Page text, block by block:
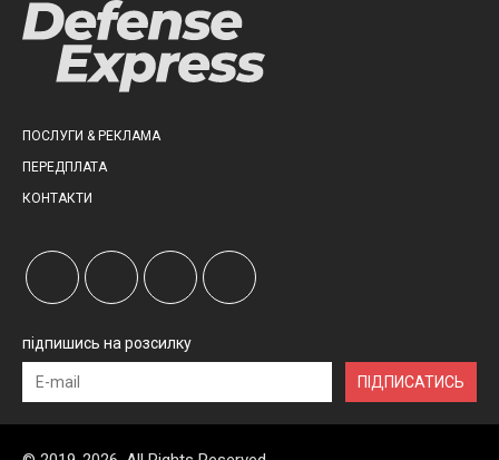
ПОСЛУГИ & РЕКЛАМА
ПЕРЕДПЛАТА
КОНТАКТИ
підпишись на розсилку
ПІДПИСАТИСЬ